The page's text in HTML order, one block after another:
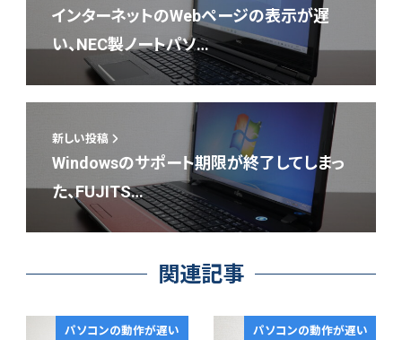
インターネットのWebページの表示が遅
い、NEC製ノートパソ…
新しい投稿
Windowsのサポート期限が終了してしまっ
た、FUJITS…
関連記事
パソコンの動作が遅い パソコンの動作が遅い